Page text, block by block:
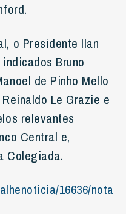
o Presidente Ilan
Bruno
de Pinho Mello
Le Grazie e
relevantes
Central e,
Colegiada.
16636/nota